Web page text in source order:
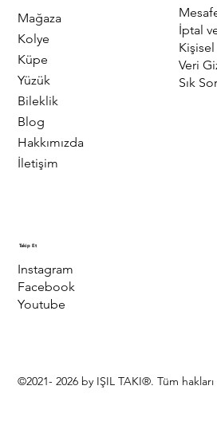
Mağaza
Kolye
Küpe
Yüzük
Bileklik
Blog
Hakkımızda
İletişim
İptal
Kişisel
Veri
Sık
Takip Et
Instagram
Facebook
Youtube
©2021- 2026 by IŞIL TAKI®. Tüm hakları